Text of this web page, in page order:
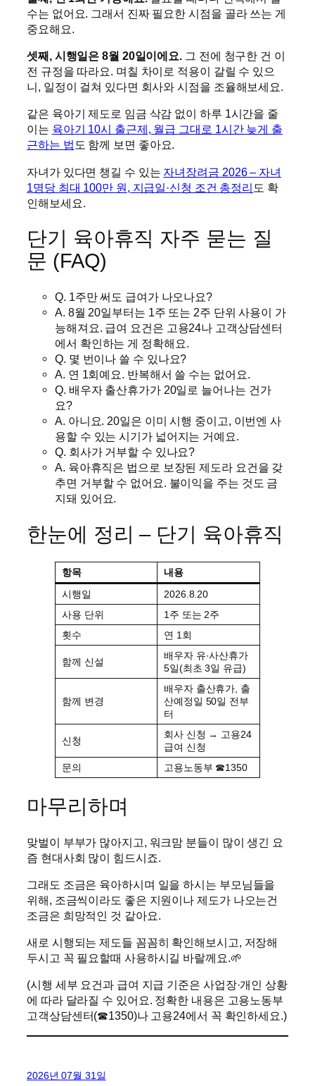
수는 없어요. 그래서 진짜 필요한 시점을 골라 쓰는 게
중요해요.
셋째, 시행일은 8월 20일이에요. 그 전에 청구한 건 이
전 규정을 따라요. 며칠 차이로 적용이 갈릴 수 있으
니, 일정이 걸쳐 있다면 회사와 시점을 조율해보세요.
같은 육아기 제도로 임금 삭감 없이 하루 1시간을 줄
이는 육아기 10시 출근제, 월급 그대로 1시간 늦게 출
근하는 법 도 함께 보면 좋아요.
자녀가 있다면 챙길 수 있는 자녀장려금 2026 – 자녀
1명당 최대 100만 원, 지급일·신청 조건 총정리 도 확
인해보세요.
단기 육아휴직 자주 묻는 질
문 (FAQ)
Q. 1주만 써도 급여가 나오나요?
A. 8월 20일부터는 1주 또는 2주 단위 사용이 가
능해져요. 급여 요건은 고용24나 고객상담센터
에서 확인하는 게 정확해요.
Q. 몇 번이나 쓸 수 있나요?
A. 연 1회예요. 반복해서 쓸 수는 없어요.
Q. 배우자 출산휴가가 20일로 늘어나는 건가
요?
A. 아니요. 20일은 이미 시행 중이고, 이번엔 사
용할 수 있는 시기가 넓어지는 거예요.
Q. 회사가 거부할 수 있나요?
A. 육아휴직은 법으로 보장된 제도라 요건을 갖
추면 거부할 수 없어요. 불이익을 주는 것도 금
지돼 있어요.
한눈에 정리 – 단기 육아휴직
항목
내용
시행일
2026.8.20
사용 단위
1주 또는 2주
횟수
연 1회
함께 신설
배우자 유·사산휴가
5일(최초 3일 유급)
함께 변경
배우자 출산휴가, 출
산예정일 50일 전부
터
신청
회사 신청 → 고용24
급여 신청
문의
고용노동부 ☎1350
마무리하며
맞벌이 부부가 많아지고, 워크맘 분들이 많이 생긴 요
즘 현대사회 많이 힘드시죠.
그래도 조금은 육아하시며 일을 하시는 부모님들을
위해, 조금씩이라도 좋은 지원이나 제도가 나오는건
조금은 희망적인 것 같아요.
새로 시행되는 제도들 꼼꼼히 확인해보시고, 저장해
두시고 꼭 필요할때 사용하시길 바랄께요.🌱
(시행 세부 요건과 급여 지급 기준은 사업장·개인 상황
에 따라 달라질 수 있어요. 정확한 내용은 고용노동부
고객상담센터(☎1350)나 고용24에서 꼭 확인하세요.)
2026년 07월 31일